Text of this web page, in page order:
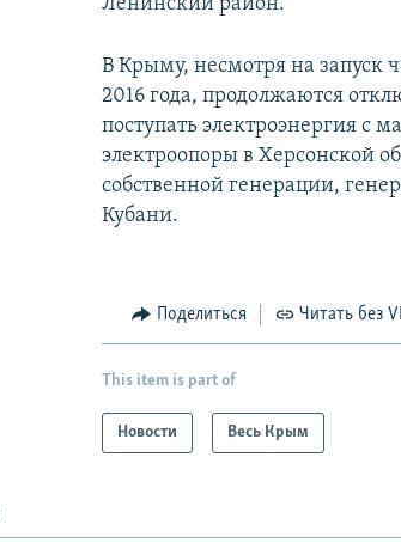
В Крыму, несмотря на запуск
2016 года, продолжаются
поступать электроэнергия с
электроопоры в Херсонской
собственной генерации,
Кубани.
Поделиться Читать без
This item is part of
Новости Весь Крым